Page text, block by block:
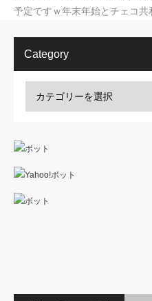
予定ですｗ年末年始とチェコ共
Category